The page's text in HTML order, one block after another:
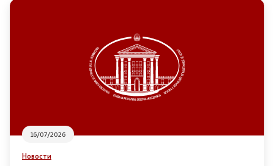
16/07/2026
Новости